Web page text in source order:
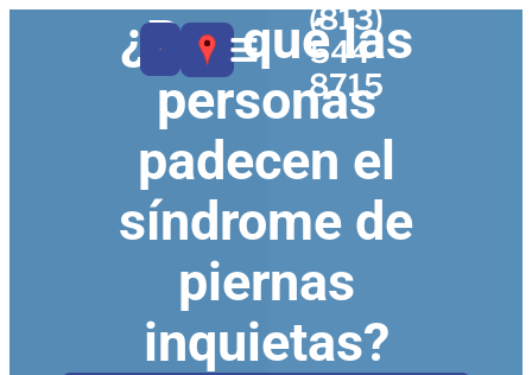
(813)
544-
8715
¿Por qué las
personas
padecen el
síndrome de
piernas
inquietas?